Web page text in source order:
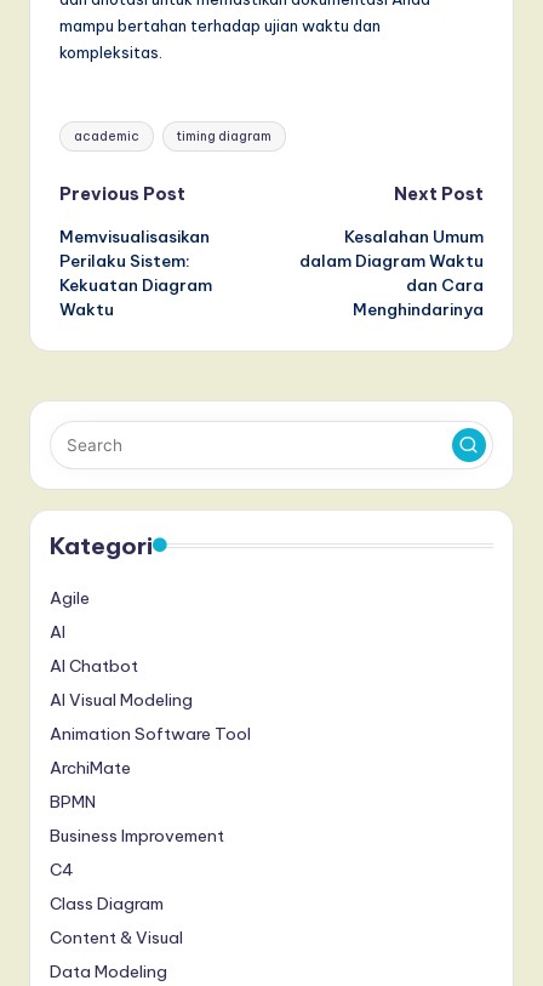
mampu bertahan terhadap ujian waktu dan
kompleksitas.
Tags:
academic timing diagram
Post
navigation
Previous Post
Memvisualisasikan
Perilaku Sistem:
Kekuatan Diagram
Waktu
Next Post
Kesalahan Umum
dalam Diagram Waktu
dan Cara
Menghindarinya
Kategori
Agile
AI
AI Chatbot
AI Visual Modeling
Animation Software Tool
ArchiMate
BPMN
Business Improvement
C4
Class Diagram
Content & Visual
Data Modeling